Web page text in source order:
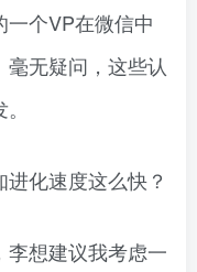
个VP在微信中
无疑问，这些认
化速度这么快？
想建议我考虑一